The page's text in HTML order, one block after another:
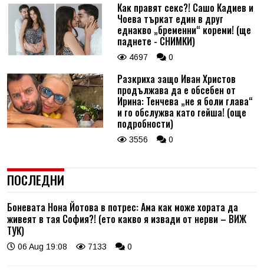
Как правят секс?! Сашо Кадиев и
Чоева търкат един в друг
еднакво „бременни“ кореми! (ще
паднете - СНИМКИ)
4697 0
Разкриха защо Иван Христов
продължава да е обсебен от
Ирина: Тенчева „не я боли глава“
и го обслужва като гейша! (още
подробности)
3556 0
ПОСЛЕДНИ
Боневата Нона Йотова в потрес: Ама как може хората да
живеят в тая София?! (ето какво я извади от нерви – ВИЖ
ТУК)
06 Aug 19:08 7133 0